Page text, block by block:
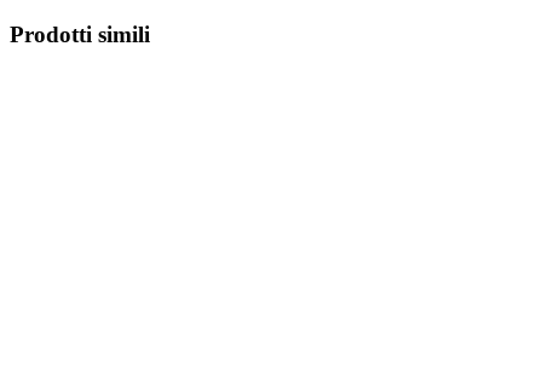
Prodotti simili